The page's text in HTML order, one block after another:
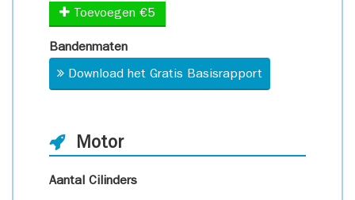
Toevoegen €5
Bandenmaten
Download het Gratis Basisrapport
Motor
Aantal Cilinders